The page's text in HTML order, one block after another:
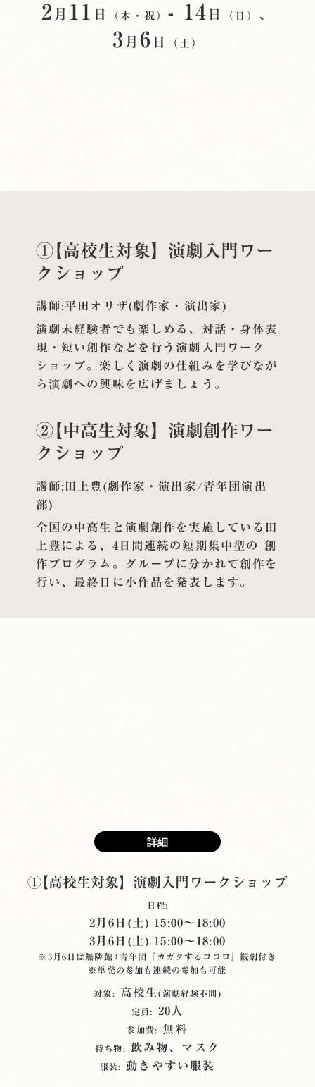
2 月 11 日 （木・祝） - 14 日 （日） 、
3 月 6 日 （土）
①【高校生対象】演劇入門ワー
クショップ
講師:平田オリザ(劇作家・演出家)
演劇未経験者でも楽しめる、対話・身体表
現・短い創作などを行う演劇入門ワーク
ショップ。楽しく演劇の仕組みを学びなが
ら演劇への興味を広げましょう。
②【中高生対象】演劇創作ワー
クショップ
講師:田上豊(劇作家・演出家/⻘年団演出
部)
全国の中高生と演劇創作を実施している田
上豊による、4日間連続の短期集中型の 創
作プログラム。グループに分かれて創作を
行い、最終日に小作品を発表します。
詳細
①【高校生対象】演劇入門ワークショップ
日程:
2月6日(土) 15:00〜18:00
3月6日(土) 15:00〜18:00
※3月6日は無隣館+⻘年団『カガクするココロ』観劇付き
※単発の参加も連続の参加も可能
対象: 高校生(演劇経験不問)
定員: 20人
参加費: 無料
持ち物: 飲み物、マスク
服装: 動きやすい服装